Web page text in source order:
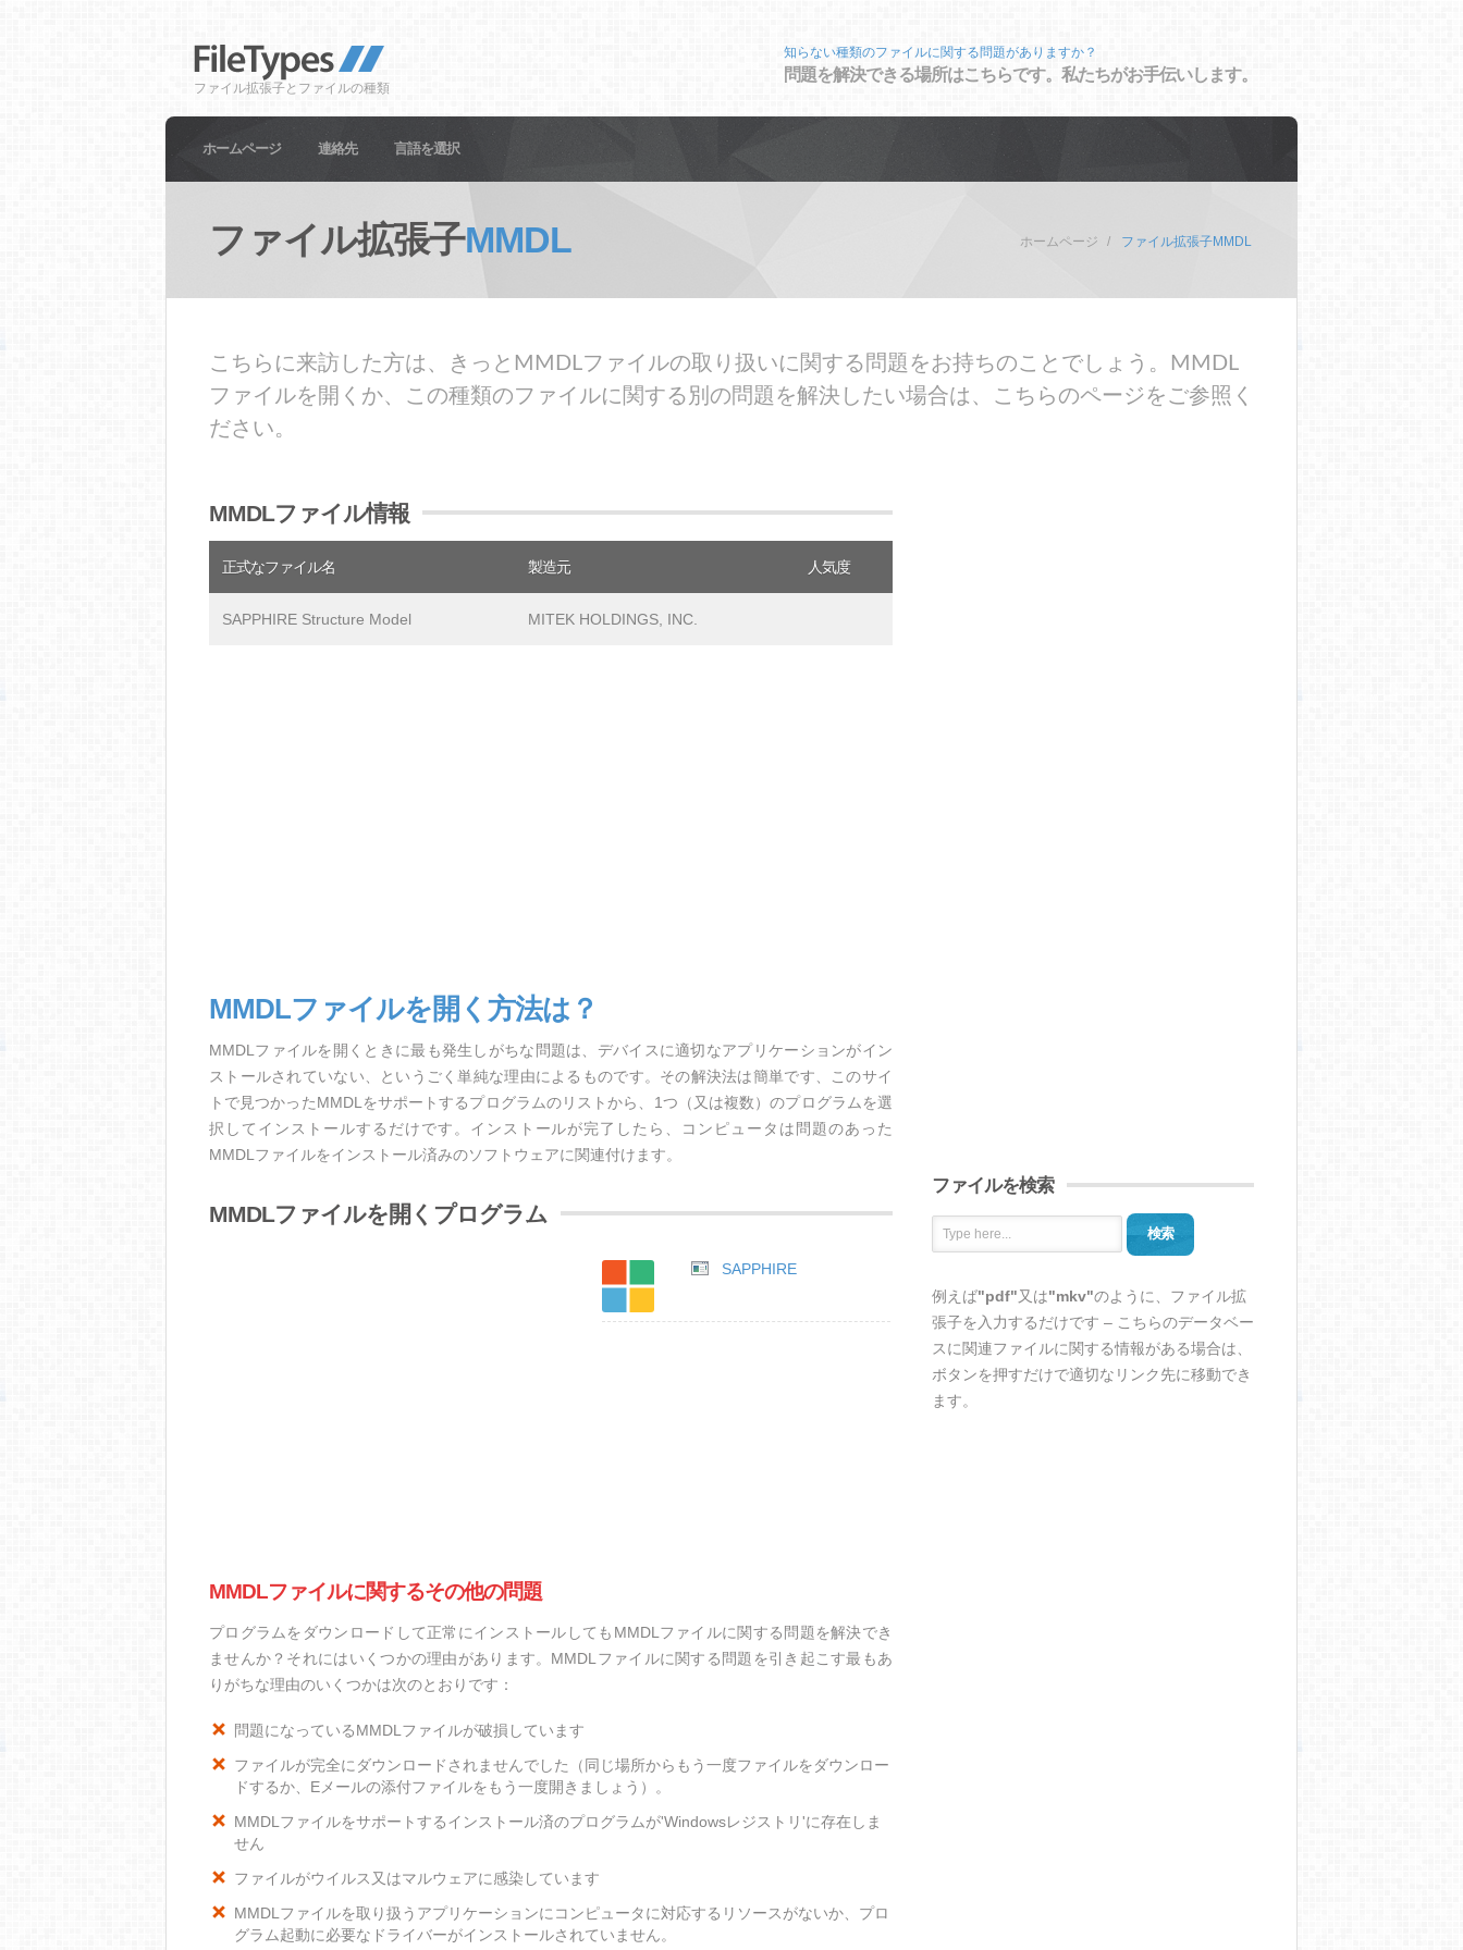
ファイル拡張子とファイルの種類
知らない種類のファイルに関する問題がありますか？
問題を解決できる場所はこちらです。私たちがお手伝いします。
ホームページ 連絡先 言語を選択
ファイル拡張子MMDL ホームページ ファイル拡張子MMDL
こちらに来訪した方は、きっとMMDLファイルの取り扱いに関する問題をお持ちのことでしょう。MMDL
ファイルを開くか、この種類のファイルに関する別の問題を解決したい場合は、こちらのページをご参照く
ださい。
MMDLファイル情報
正式なファイル名 製造元 人気度
SAPPHIRE Structure Model MITEK HOLDINGS, INC.
MMDLファイルを開く方法は？
MMDLファイルを開くときに最も発生しがちな問題は、デバイスに適切なアプリケーションがイン
ストールされていない、というごく単純な理由によるものです。その解決法は簡単です、このサイ
トで見つかったMMDLをサポートするプログラムのリストから、1つ（又は複数）のプログラムを選
択してインストールするだけです。インストールが完了したら、コンピュータは問題のあった
MMDLファイルをインストール済みのソフトウェアに関連付けます。
MMDLファイルを開くプログラム
SAPPHIRE
MMDLファイルに関するその他の問題
プログラムをダウンロードして正常にインストールしてもMMDLファイルに関する問題を解決でき
ませんか？それにはいくつかの理由があります。MMDLファイルに関する問題を引き起こす最もあ
りがちな理由のいくつかは次のとおりです：
問題になっているMMDLファイルが破損しています
ファイルが完全にダウンロードされませんでした（同じ場所からもう一度ファイルをダウンロー
ドするか、Eメールの添付ファイルをもう一度開きましょう）。
MMDLファイルをサポートするインストール済のプログラムが'Windowsレジストリ'に存在しま
せん
ファイルがウイルス又はマルウェアに感染しています
MMDLファイルを取り扱うアプリケーションにコンピュータに対応するリソースがないか、プロ
グラム起動に必要なドライバーがインストールされていません。
ファイルを検索
検索
例えば"pdf"又は"mkv"のように、ファイル拡
張子を入力するだけです – こちらのデータベー
スに関連ファイルに関する情報がある場合は、
ボタンを押すだけで適切なリンク先に移動でき
ます。